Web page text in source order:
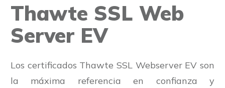
Thawte SSL Web
Server EV
Los certificados Thawte SSL Webserver EV son
la máxima referencia en confianza y